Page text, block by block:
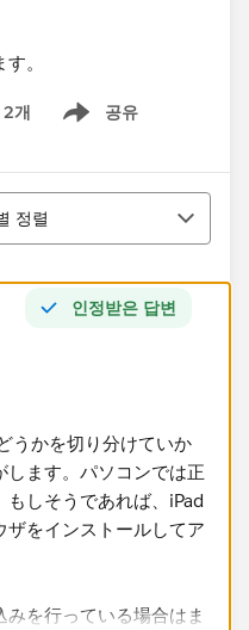
。
2개 공유
Show menu
정렬
인정받은 답변
うかを切り分けていか
ます。パソコンでは正
しそうであれば、iPad
をインストールしてア
を行っている場合はま